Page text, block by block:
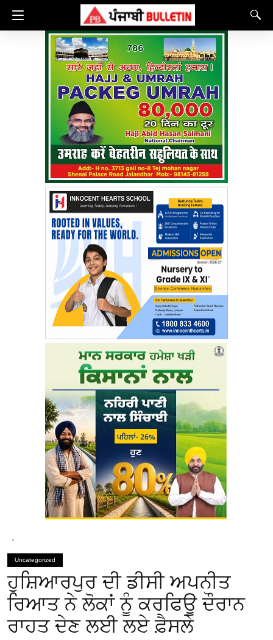
Uncategorized
ਹੁਸ਼ਿਆਰਪੁਰ ਦੀ ਡੀਸੀ ਅਪਨੀਤ
ਰਿਆਤ ਨੇ ਲੋਕਾਂ ਨੂੰ ਕਰਫਿਊ ਦੌਰਾਨ
ਰਾਹਤ ਦੇਣ ਲਈ ਲਏ ਫ਼ੈਸਲੇ